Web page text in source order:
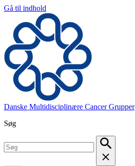
Gå til indhold
Danske Multidisciplinære Cancer Grupper
Søg